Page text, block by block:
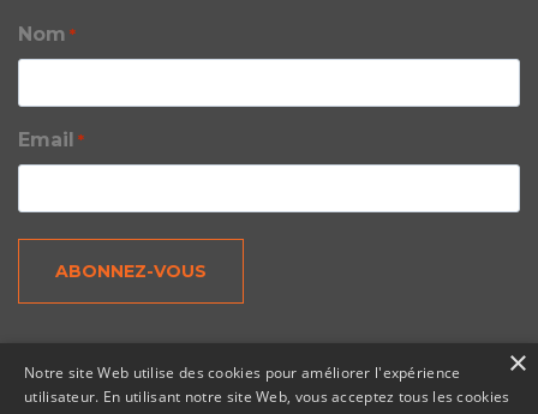
Nom *
Email *
×
Notre site Web utilise des cookies pour améliorer l'expérience
utilisateur. En utilisant notre site Web, vous acceptez tous les cookies